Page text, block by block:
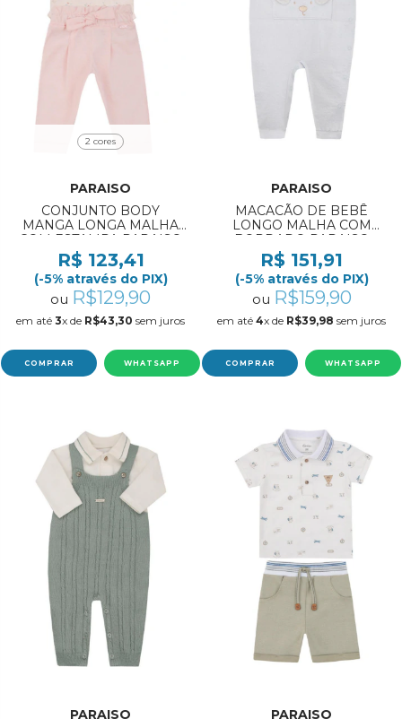
2 cores
PARAISO
CONJUNTO BODY
MANGA LONGA MALHA
COM ESTAMPA PARAISO
REF:20036 RN/M
R$ 123,41
(-5% através do PIX)
ou R$129,90
em até 3x de R$43,30 sem juros
COMPRAR WHATSAPP
PARAISO
MACACÃO DE BEBÊ
LONGO MALHA COM
BORDADO PARAISO
REF:19950 RN/M
R$ 151,91
(-5% através do PIX)
ou R$159,90
em até 4x de R$39,98 sem juros
COMPRAR WHATSAPP
PARAISO
PARAISO